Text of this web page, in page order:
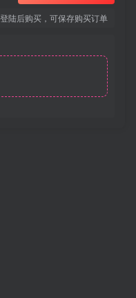
陆后购买，可保存购买订单